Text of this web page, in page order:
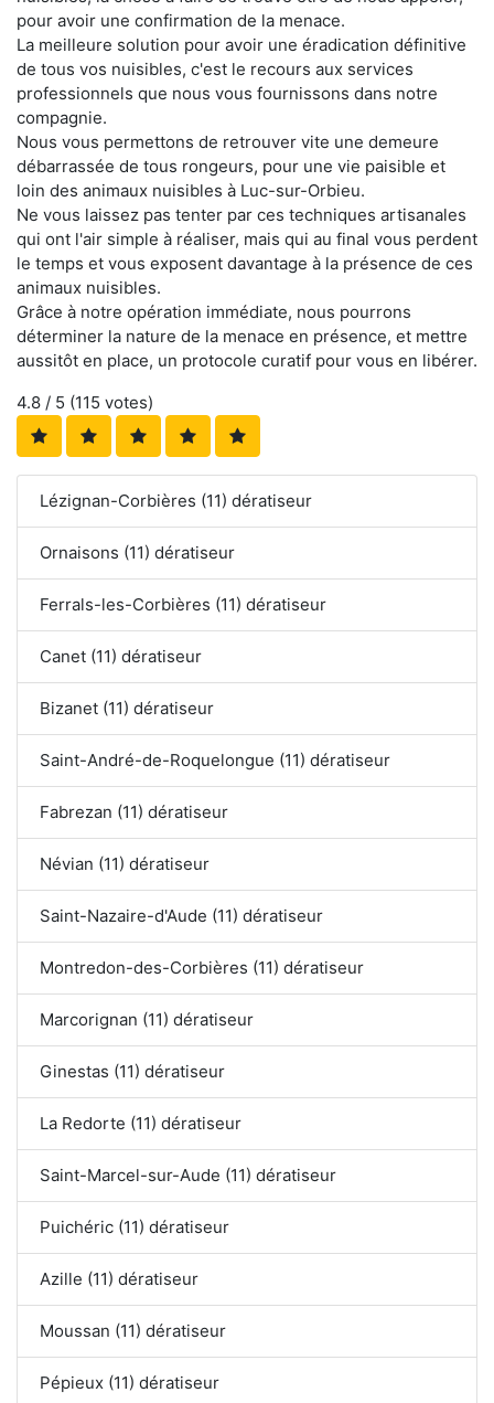
pour avoir une confirmation de la menace.
La meilleure solution pour avoir une éradication définitive
de tous vos nuisibles, c'est le recours aux services
professionnels que nous vous fournissons dans notre
compagnie.
Nous vous permettons de retrouver vite une demeure
débarrassée de tous rongeurs, pour une vie paisible et
loin des animaux nuisibles à Luc-sur-Orbieu.
Ne vous laissez pas tenter par ces techniques artisanales
qui ont l'air simple à réaliser, mais qui au final vous perdent
le temps et vous exposent davantage à la présence de ces
animaux nuisibles.
Grâce à notre opération immédiate, nous pourrons
déterminer la nature de la menace en présence, et mettre
aussitôt en place, un protocole curatif pour vous en libérer.
4.8 / 5 (115 votes)
Lézignan-Corbières (11) dératiseur
Ornaisons (11) dératiseur
Ferrals-les-Corbières (11) dératiseur
Canet (11) dératiseur
Bizanet (11) dératiseur
Saint-André-de-Roquelongue (11) dératiseur
Fabrezan (11) dératiseur
Névian (11) dératiseur
Saint-Nazaire-d'Aude (11) dératiseur
Montredon-des-Corbières (11) dératiseur
Marcorignan (11) dératiseur
Ginestas (11) dératiseur
La Redorte (11) dératiseur
Saint-Marcel-sur-Aude (11) dératiseur
Puichéric (11) dératiseur
Azille (11) dératiseur
Moussan (11) dératiseur
Pépieux (11) dératiseur